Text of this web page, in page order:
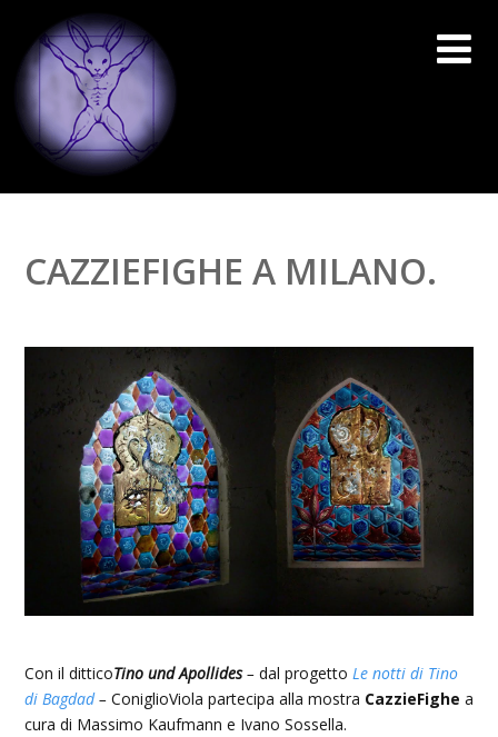
CAZZIEFIGHE A MILANO.
Con il ditticoTino und Apollides– dal progetto Le notti di Tino
di Bagdad–ConiglioViola partecipa alla mostra CazzieFighe a
cura di Massimo Kaufmann e Ivano Sossella.